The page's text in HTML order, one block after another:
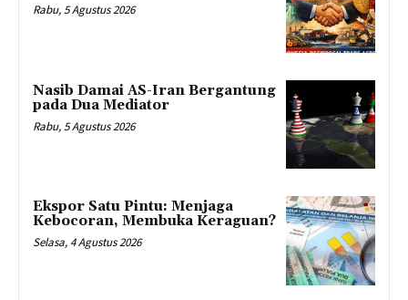
Rabu, 5 Agustus 2026
Nasib Damai AS-Iran Bergantung
pada Dua Mediator
Rabu, 5 Agustus 2026
Ekspor Satu Pintu: Menjaga
Kebocoran, Membuka Keraguan?
Selasa, 4 Agustus 2026